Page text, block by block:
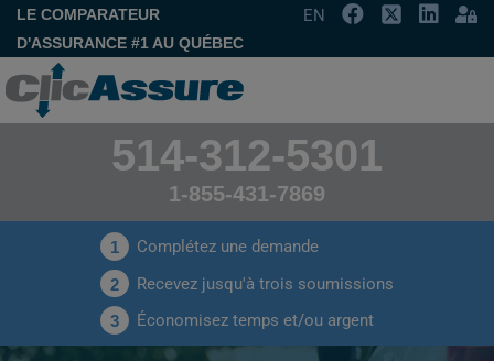
LE COMPARATEUR
D'ASSURANCE #1 AU QUÉBEC
EN
514-312-5301
1-855-431-7869
1 Complétez une demande
2 Recevez jusqu'à trois soumissions
3 Économisez temps et/ou argent